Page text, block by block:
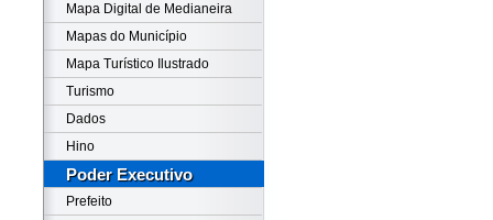
Mapa Digital de Medianeira
Mapas do Município
Mapa Turístico Ilustrado
Turismo
Dados
Hino
Poder Executivo
Prefeito